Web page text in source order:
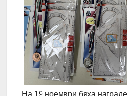
На 19 ноември бяха